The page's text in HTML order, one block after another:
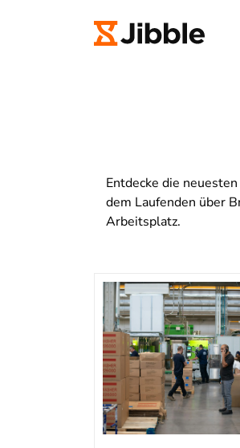
Entdecke die
dem Laufenden über
Arbeitsplatz.